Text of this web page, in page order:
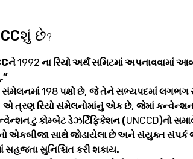
છે?
1992 ના રિયો અર્થ સમિટમાં અપનાવવામાં
સંમેલનમાં198પક્ષો છે, જે તેને સભ્યપદમાં લગભગ
એ ત્રણ રિયો સંમેલનોમાંનું એક છે, જેમાં કન્વેન્શન
ટુ કોમ્બેટ ડેઝર્ટિફિકેશન (UNCCD)નો
સાથે જોડાયેલા છે અને સંયુક્ત સંપર્ક જૂથ
સહજતા સુનિશ્ચિત કરી શકાય.